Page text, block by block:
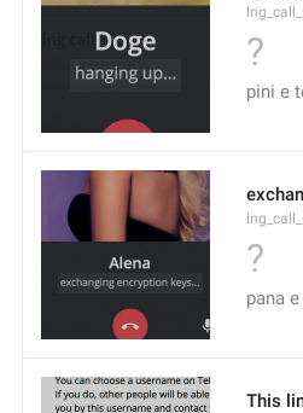
?
pini e
?
pana
This